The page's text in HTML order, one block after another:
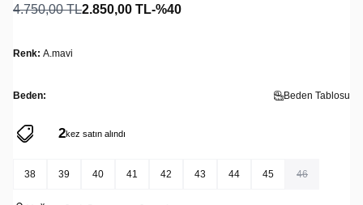
4.750,00TL2.850,00 TL-%40
Renk: A.mavi
Beden: Beden Tablosu
2kez satın alındı
3kez sepete eklendi
38 39 40 41 42 43 44 45 46